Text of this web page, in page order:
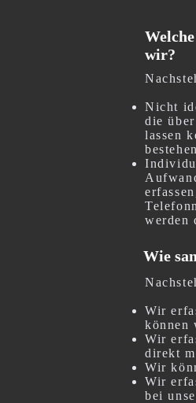
wir?
Nicht
die
lassen
werden
Wie
Wir
können
Wir
direkt
Wir
Wir
bei